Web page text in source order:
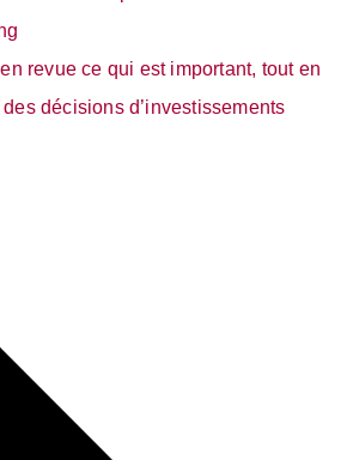
revue ce qui est important, tout en
des décisions d’investissements